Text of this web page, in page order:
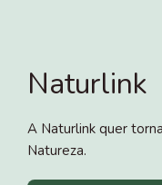
Naturlink
A Naturlink quer
Natureza.